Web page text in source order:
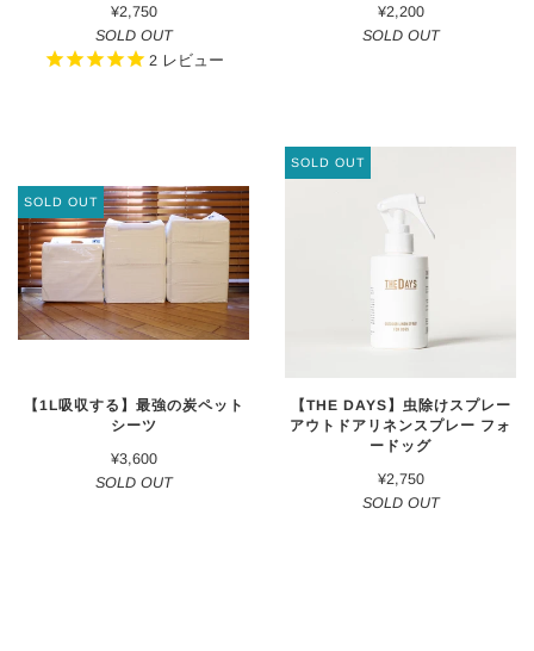
¥2,750
SOLD OUT
2レビュー
¥2,200
SOLD OUT
SOLD OUT
【1L吸収する】最強の炭ペット
シーツ
¥3,600
SOLD OUT
SOLD OUT
【THE DAYS】虫除けスプレー
アウトドアリネンスプレー フォ
ードッグ
¥2,750
SOLD OUT